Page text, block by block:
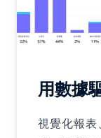
用數據
視覺化報表